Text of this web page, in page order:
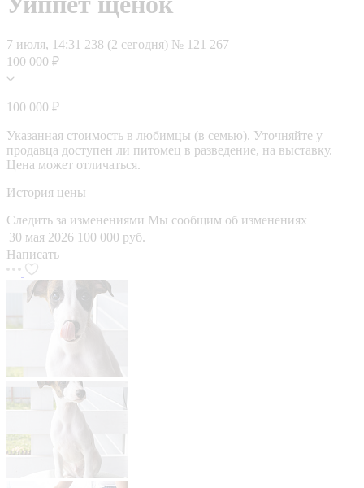
7 июля, 14:31 238 (2 сегодня) № 121 267
100 000 ₽
100 000 ₽
Указанная стоимость в любимцы (в семью). Уточняйте у
продавца доступен ли питомец в разведение, на выставку.
Цена может отличаться.
История цены
Следить за изменениями Мы сообщим об изменениях
30 мая 2026 100 000 руб.
Написать